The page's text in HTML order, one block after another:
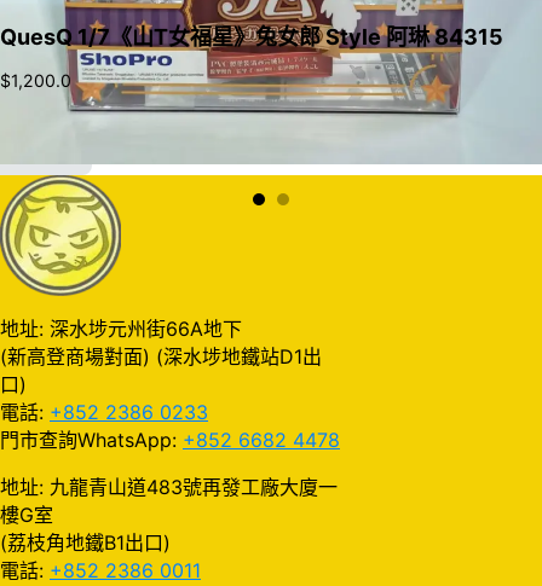
QuesQ 1/7《山T女福星》兔女郎 Style 阿琳 84315
$1,200.0
地址: 深水埗元州街66A地下
(新高登商場對面) (深水埗地鐵站D1出
口)
電話: +852 2386 0233
門市查詢WhatsApp: +852 6682 4478
地址: 九龍青山道483號再發工廠大廈一
樓G室
(荔枝角地鐵B1出口)
電話: +852 2386 0011